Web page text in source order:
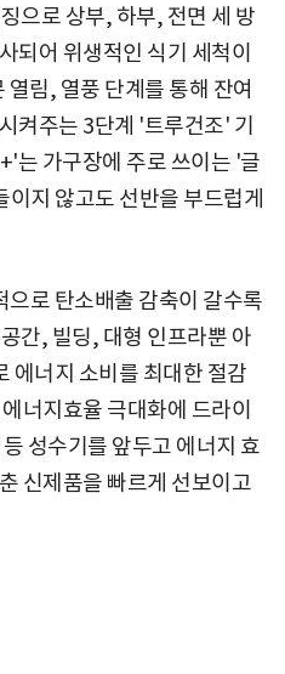
으로 상부, 하부, 전면 세 방
되어 위생적인 식기 세척이
림, 열풍 단계를 통해 잔여
켜주는 3단계 '트루건조' 기
는 가구장에 주로 쓰이는 '글
지 않고도 선반을 부드럽게
로 탄소배출 감축이 갈수록
간, 빌딩, 대형 인프라뿐 아
에너지 소비를 최대한 절감
너지효율 극대화에 드라이
성수기를 앞두고 에너지 효
신제품을 빠르게 선보이고